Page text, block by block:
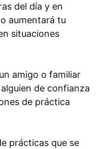
del día y en
aumentará tu
situaciones
amigo o familiar
de confianza
de práctica
prácticas que se